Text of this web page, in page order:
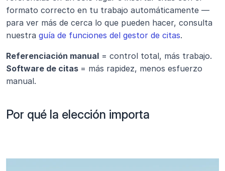
formato correcto en tu trabajo automáticamente —
para ver más de cerca lo que pueden hacer, consulta
nuestra guía de funciones del gestor de citas.
Referenciación manual = control total, más trabajo.
Software de citas = más rapidez, menos esfuerzo
manual.
Por qué la elección importa